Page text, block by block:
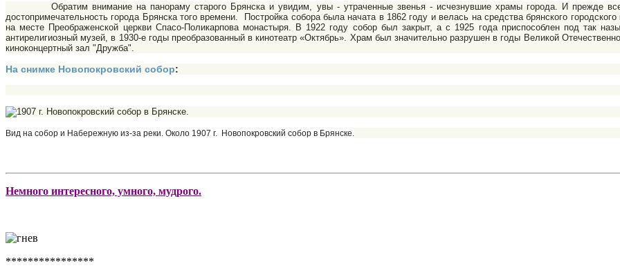
Обратим внимание на панораму старого Брянска и увидим, увы - утраченные звенья - исчезнувшие храмы горо­да. И прежде
достопримечательность города Брянска того времени. Постройка собора была начата в 1862 году и велась на средства брянского
на месте Преображенской церкви Спасо-Поликарпова монастыря. В 1922 году собор был закрыт, а с 1925 года приспособлен под так
антирелигиозный музей, в 1930-е годы преобразованный в кинотеатр «Октябрь». Храм был значительно разрушен в годы Великой
киноконцертный зал "Дружба".
На снимке Новопокровский собор:
Вид на собор и Набережную из-за реки. Около 1907 г. Новопокровский собор в Брянске.
Немного интересного, умного, мудрого.
****************